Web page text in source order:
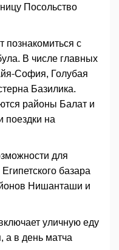
Посольство
познакомиться с
В числе главных
София, Голубая
Базилика.
районы Балат и
поездки на
для
базара
Нишанташи и
уличную еду
а в день матча